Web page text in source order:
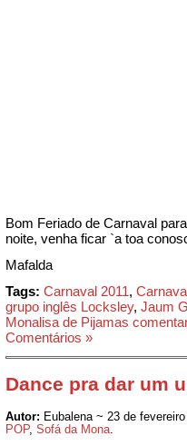
Bom Feriado de Carnaval
noite, venha ficar `a toa
Mafalda
Tags: Carnaval 2011,
grupo inglês Locksley, Jaum
Monalisa de Pijamas
Comentários »
Dance pra dar um
Autor: Eubalena ~ 23 de
POP, Sofá da Mona.